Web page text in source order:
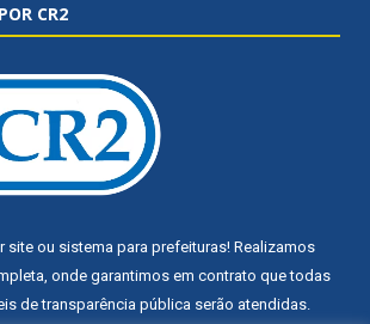
CR2
siteou sistema para prefeituras! Realizamos
onde garantimos em contrato que todas
de transparência pública serão atendidas.